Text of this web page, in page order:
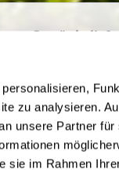
zu analysieren.
unsere Partner
sie im Rahmen
Datenschutz
Kontaktdaten